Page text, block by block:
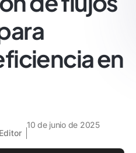
en
10 de junio de 2025